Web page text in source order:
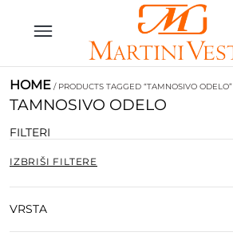
HOME / PRODUCTS TAGGED “TAMNOSIVO ODELO”
TAMNOSIVO ODELO
FILTERI
IZBRIŠI FILTERE
VRSTA